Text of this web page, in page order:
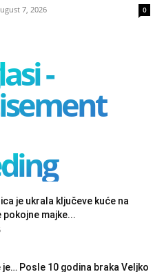
7, 2026 0
-
je ukrala ključeve kuće na
pokojne majke...
je… Posle 10 godina braka Veljko